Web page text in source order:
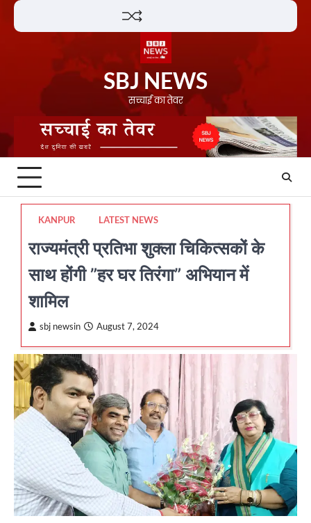
Skip
SBJ NEWS
सच्चाई का तेवर
KANPUR LATEST NEWS
राज्यमंत्री प्रतिभा शुक्ला चिकित्सकों के
साथ होंगी ”हर घर तिरंगा” अभियान में
शामिल
sbj newsin August 7, 2024